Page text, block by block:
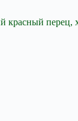
красный